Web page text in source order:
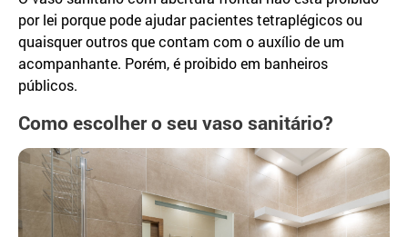
por lei porque pode ajudar pacientes tetraplégicos ou
quaisquer outros que contam com o auxílio de um
acompanhante. Porém, é proibido em banheiros
públicos.
Como escolher o seu vaso sanitário?